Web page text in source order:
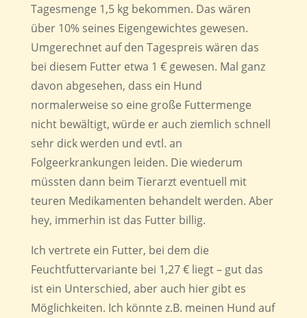
Tagesmenge 1,5 kg bekommen. Das wären
über 10% seines Eigengewichtes gewesen.
Umgerechnet auf den Tagespreis wären das
bei diesem Futter etwa 1 € gewesen. Mal ganz
davon abgesehen, dass ein Hund
normalerweise so eine große Futtermenge
nicht bewältigt, würde er auch ziemlich schnell
sehr dick werden und evtl. an
Folgeerkrankungen leiden. Die wiederum
müssten dann beim Tierarzt eventuell mit
teuren Medikamenten behandelt werden. Aber
hey, immerhin ist das Futter billig.
Ich vertrete ein Futter, bei dem die
Feuchtfuttervariante bei 1,27 € liegt – gut das
ist ein Unterschied, aber auch hier gibt es
Möglichkeiten. Ich könnte z.B. meinen Hund auf